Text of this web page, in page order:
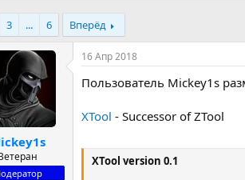
е
м
а
ч
а
л
а
3 ... 6 Вперёд
16 Апр 2018
Пользователь Mickey1s
XTool - Successor of ZTool
XTool version 0.1